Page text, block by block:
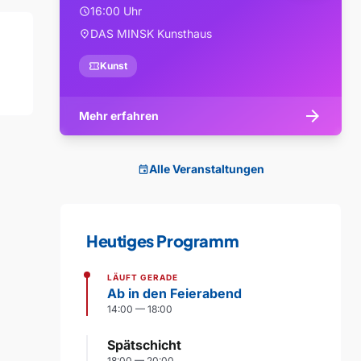
schedule16:00 Uhr
location_onDAS MINSK Kunsthaus
confirmation_numberKunst
Mehr erfahren arrow_forward
eventAlle Veranstaltungen
Heutiges Programm
LÄUFT GERADE
Ab in den Feierabend
14:00 — 18:00
Spätschicht